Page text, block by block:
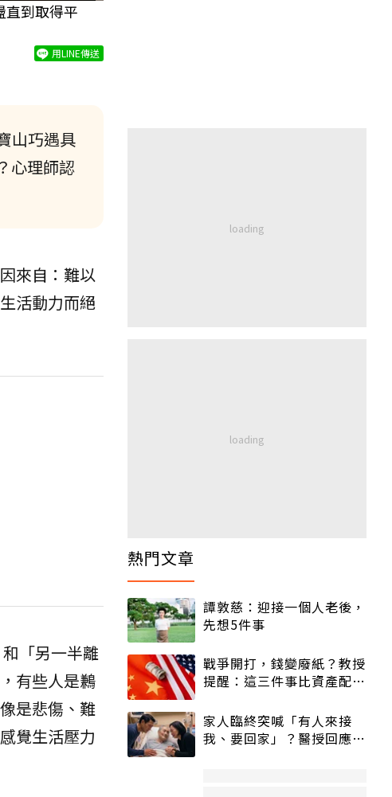
直到取得平
用LINE傳送
山巧遇具
心理師認
來自：難以
活動力而絕
「另一半離
有些人是鶼
是悲傷、難
覺生活壓力
熱門文章
譚敦慈：迎接一個人老後，
先想5件事
戰爭開打，錢變廢紙？教授
提醒：這三件事比資產配置
家人臨終突喊「有人來接
我、要回家」？醫授回應方